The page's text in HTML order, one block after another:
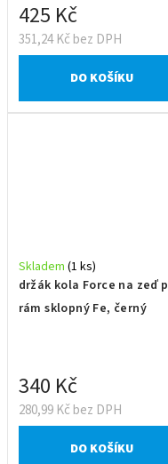
351,24 Kč bez DPH
425 Kč
DO KOŠÍKU
držák kola Force na zeď
rám sklopný Fe, černý
Skladem (1 ks)
280,99 Kč bez DPH
340 Kč
DO KOŠÍKU